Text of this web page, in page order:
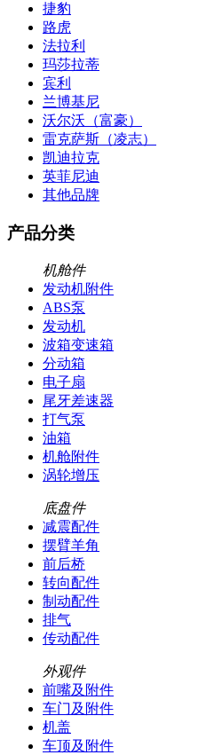
捷豹
路虎
法拉利
玛莎拉蒂
宾利
兰博基尼
沃尔沃（富豪）
雷克萨斯（凌志）
凯迪拉克
英菲尼迪
其他品牌
产品分类
机舱件
发动机附件
ABS泵
发动机
波箱变速箱
分动箱
电子扇
尾牙差速器
打气泵
油箱
机舱附件
涡轮增压
底盘件
减震配件
摆臂羊角
前后桥
转向配件
制动配件
排气
传动配件
外观件
前嘴及附件
车门及附件
机盖
车顶及附件